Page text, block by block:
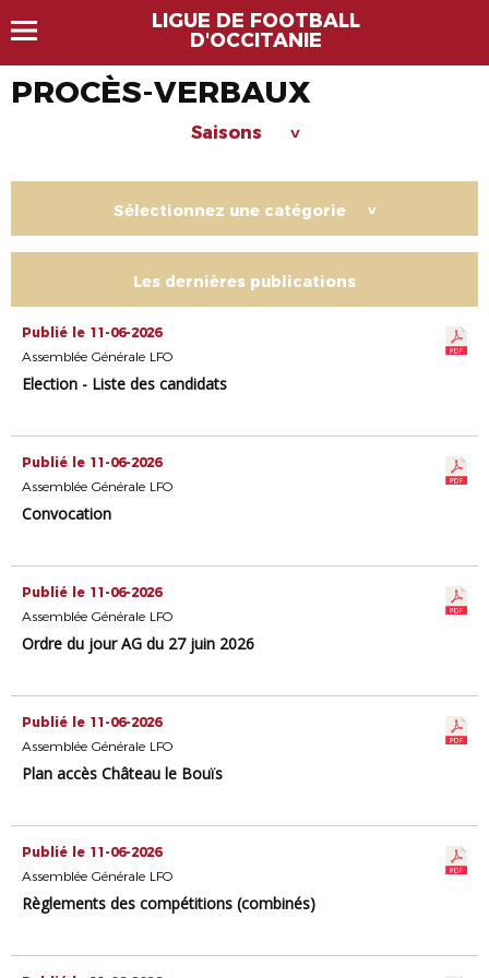
LIGUE DE FOOTBALL
D'OCCITANIE
PROCÈS-VERBAUX
Saisons >
Sélectionnez une catégorie >
Les dernières publications
Publié le 11-06-2026
Assemblée Générale LFO
Election - Liste des candidats
Publié le 11-06-2026
Assemblée Générale LFO
Convocation
Publié le 11-06-2026
Assemblée Générale LFO
Ordre du jour AG du 27 juin 2026
Publié le 11-06-2026
Assemblée Générale LFO
Plan accès Château le Bouïs
Publié le 11-06-2026
Assemblée Générale LFO
Règlements des compétitions (combinés)